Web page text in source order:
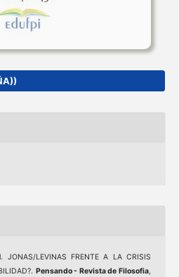
JONAS/LEVINAS FRENTE A LA CRISIS
Pensando - Revista de Filosofia,